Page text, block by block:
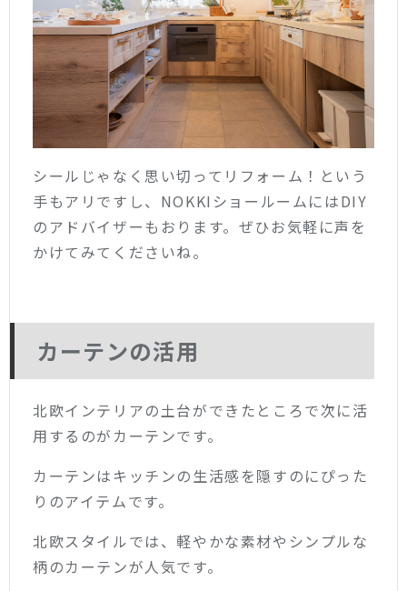
シールじゃなく思い切ってリフォーム！という
手もアリですし、NOKKIショールームにはDIY
のアドバイザーもおります。ぜひお気軽に声を
かけてみてくださいね。
カーテンの活用
北欧インテリアの土台ができたところで次に活
用するのがカーテンです。
カーテンはキッチンの生活感を隠すのにぴった
りのアイテムです。
北欧スタイルでは、軽やかな素材やシンプルな
柄のカーテンが人気です。